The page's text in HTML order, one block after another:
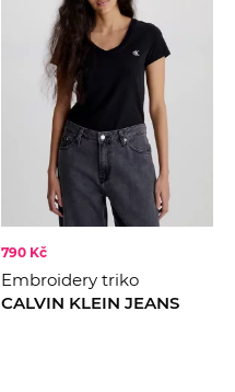
790 Kč
Embroidery triko
CALVIN KLEIN JEANS